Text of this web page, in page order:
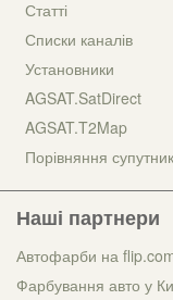
Статті
Списки каналів
Установники
AGSAT.SatDirect
AGSAT.T2Map
Порівняння
Наші партнери
Автофарби на
Фарбування авто у